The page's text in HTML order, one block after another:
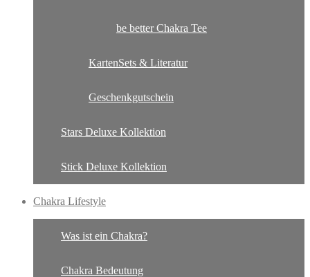
be better Chakra Tee
KartenSets & Literatur
Geschenkgutschein
Stars Deluxe Kollektion
Stick Deluxe Kollektion
Chakra Lifestyle
Was ist ein Chakra?
Chakra Bedeutung